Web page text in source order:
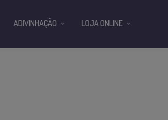
ADIVINHAÇÃO LOJA ONLINE